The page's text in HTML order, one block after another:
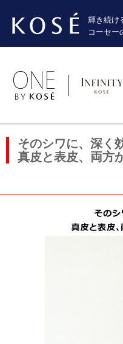
輝き続け
コーセー
そのシワに、深く
真皮と表皮、両方